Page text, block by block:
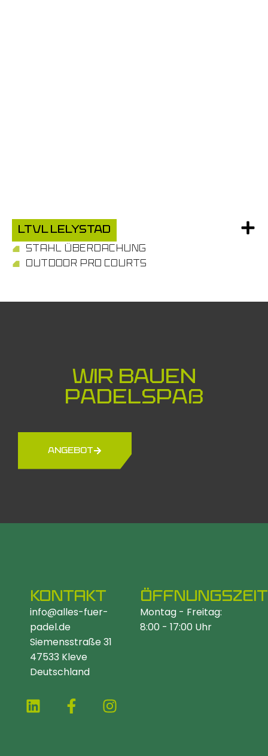
LTVL Lelystad
STAHL ÜBERDACHUNG
OUTDOOR PRO COURTS
Wir bauen
Padelspaß
ANGEBOT
KONTAKT
info@alles-fuer-
padel.de
Siemensstraße 31
47533 Kleve
Deutschland
Montag - Freitag:
8:00 - 17:00 Uhr